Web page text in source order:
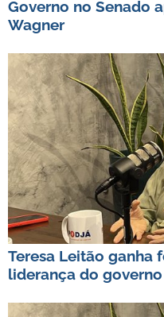
Governo no Senado
Wagner
Teresa Leitão ganha
liderança do